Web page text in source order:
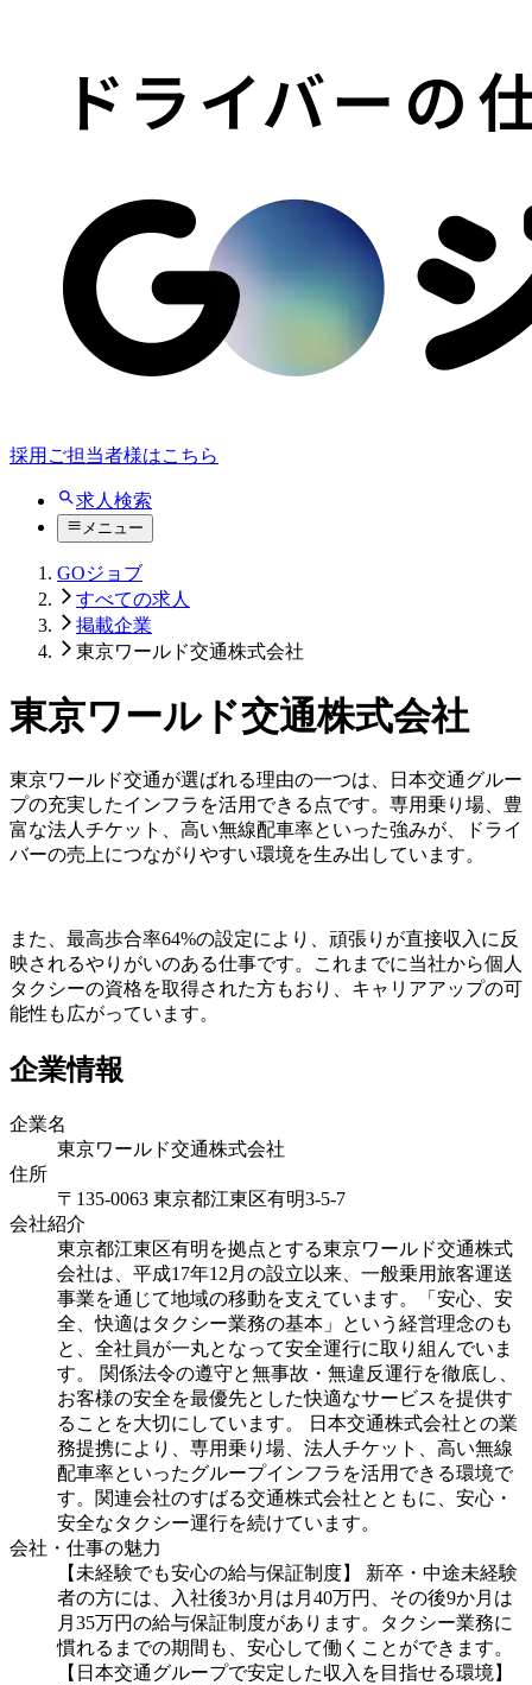
採用ご担当者様はこちら
求人検索
メニュー
GOジョブ
すべての求人
掲載企業
東京ワールド交通株式会社
東京ワールド交通株式会社
東京ワールド交通が選ばれる理由の一つは、日本交通グルー
プの充実したインフラを活用できる点です。専用乗り場、豊
富な法人チケット、高い無線配車率といった強みが、ドライ
バーの売上につながりやすい環境を生み出しています。
また、最高歩合率64%の設定により、頑張りが直接収入に反
映されるやりがいのある仕事です。これまでに当社から個人
タクシーの資格を取得された方もおり、キャリアアップの可
能性も広がっています。
企業情報
企業名
東京ワールド交通株式会社
住所
〒135-0063 東京都江東区有明3-5-7
会社紹介
東京都江東区有明を拠点とする東京ワールド交通株式
会社は、平成17年12月の設立以来、一般乗用旅客運送
事業を通じて地域の移動を支えています。「安心、安
全、快適はタクシー業務の基本」という経営理念のも
と、全社員が一丸となって安全運行に取り組んでいま
す。 関係法令の遵守と無事故・無違反運行を徹底し、
お客様の安全を最優先とした快適なサービスを提供す
ることを大切にしています。 日本交通株式会社との業
務提携により、専用乗り場、法人チケット、高い無線
配車率といったグループインフラを活用できる環境で
す。関連会社のすばる交通株式会社とともに、安心・
安全なタクシー運行を続けています。
会社・仕事の魅力
【未経験でも安心の給与保証制度】 新卒・中途未経験
者の方には、入社後3か月は月40万円、その後9か月は
月35万円の給与保証制度があります。タクシー業務に
慣れるまでの期間も、安心して働くことができます。
【日本交通グループで安定した収入を目指せる環境】